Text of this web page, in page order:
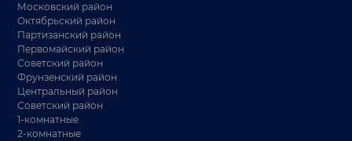
Московский район
Октябрьский район
Партизанский район
Первомайский район
Советский район
Фрунзенский район
Центральный район
Советский район
1-комнатные
2-комнатные